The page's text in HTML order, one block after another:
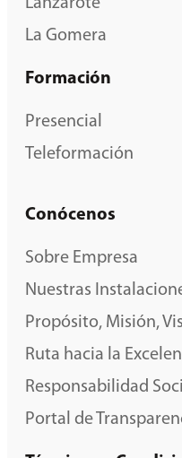
La Gomera
Formación
Presencial
Teleformación
Conócenos
Sobre Empresa
Nuestras
Propósito, Misión,
Ruta hacia la
Responsabilidad
Portal de